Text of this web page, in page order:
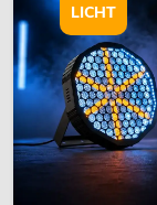
LICHT